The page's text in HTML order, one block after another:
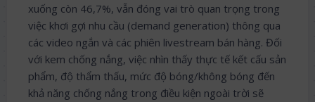
xuống còn 46,7%, vẫn đóng vai trò quan trọng trong
việc khơi gợi nhu cầu (demand generation) thông qua
các video ngắn và các phiên livestream bán hàng. Đối
với kem chống nắng, việc nhìn thấy thực tế kết cấu sản
phẩm, độ thẩm thấu, mức độ bóng/không bóng đến
khả năng chống nắng trong điều kiện ngoài trời sẽ